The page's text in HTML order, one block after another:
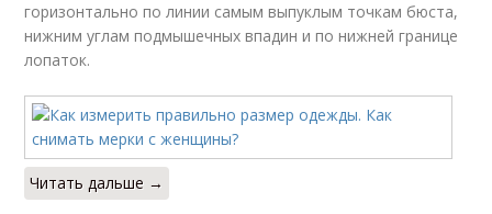
горизонтально по линии самым выпуклым точкам бюста,
нижним углам подмышечных впадин и по нижней границе
лопаток.
Читать дальше →